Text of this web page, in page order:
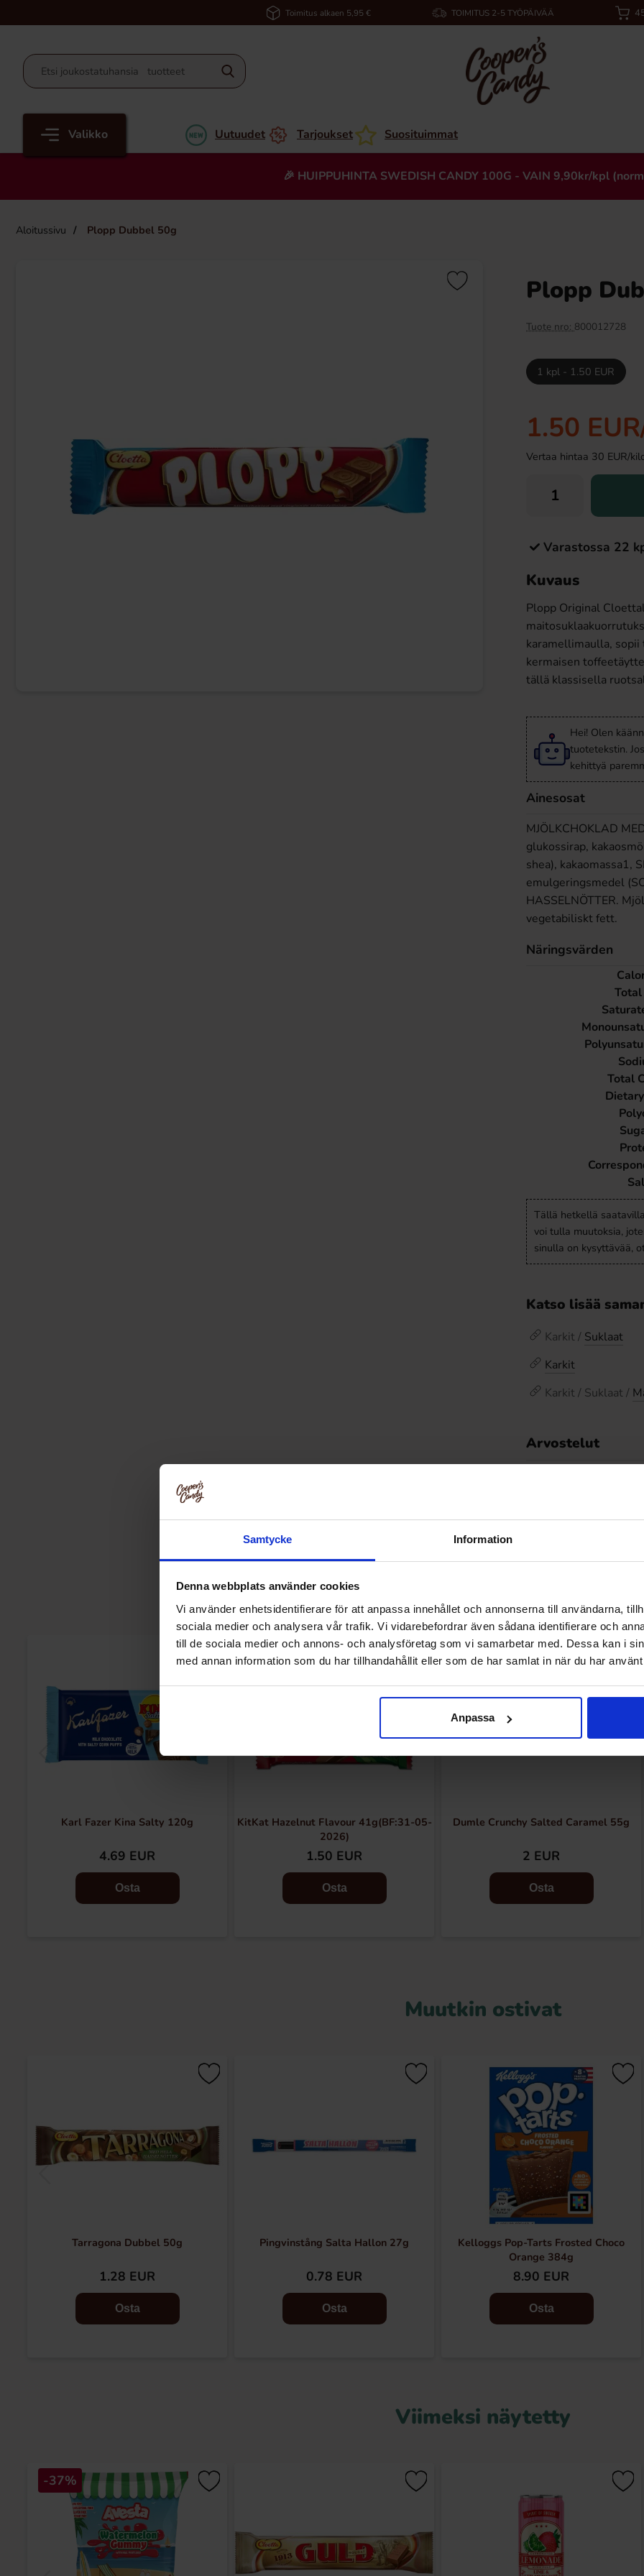
Samtycke Information
Denna webbplats använder cookies
Vi använder enhetsidentifierare för att anpassa innehållet och annonserna till användarna,
sociala medier och analysera vår trafik. Vi vidarebefordrar även sådana identifierare och
till de sociala medier och annons- och analysföretag som vi samarbetar med. Dessa kan i
med annan information som du har tillhandahållit eller som de har samlat in när du har
Anpassa
Toimitus alkaen 5,95 € TOIMITUS 2-5 TYÖPÄIVÄÄ
Valikko Uutuudet Tarjoukset Suosituimmat
🎉 HUIPPUHINTA SWEDISH CANDY 100G - VAIN 9,90kr/kpl
Aloitussivu Plopp Dubbel 50g
Ronny & Ragge Buttcracker Chips Korv
med bröd 150g
Butterfinger suklaa 53,8g Ramlösa Kirsikka 33cl
Plopp
Tuote nro: 800012728
1 kpl - 1.50 EUR
1.50 EUR
Vertaa hintaa 30 EUR/
Varastossa 22
Kuvaus
Plopp Original
karamellimaulla,
kermaisen
tällä klassisella
Hei! Olen
tuotetekstin.
kehittyä
Ainesosat
MJÖLKCHOKLAD
glukossirap,
shea), kakaomassa1,
emulgeringsmedel
HASSELNÖTTER.
vegetabiliskt fett.
Näringsvärden
Total
Tällä hetkellä
voi tulla muutoksia,
sinulla on kysyttävää,
Katso lisää
Karkit / Suklaat
Karkit
Karkit / Suklaat /
Arvostelut
Alin hinta viimeisten
Karl Fazer Kina Salty 120g
4.69 EUR
Osta
KitKat Hazelnut Flavour 41g(BF:31-05-
2026)
1.50 EUR
Osta
Dumle Crunchy Salted Caramel 55g
2 EUR
Osta
Muutkin ostivat
Tarragona Dubbel 50g
1.28 EUR
Osta
Pingvinstång Salta Hallon 27g
0.78 EUR
Osta
Kelloggs Pop-Tarts Frosted Choco
Orange 384g
8.90 EUR
Osta
Viimeksi näytetty
-37%